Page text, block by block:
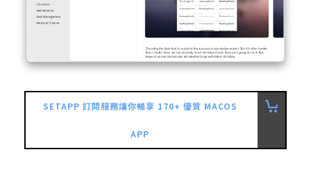
SETAPP 訂閱服務讓你暢享 170+ 優質 MACOS
APP